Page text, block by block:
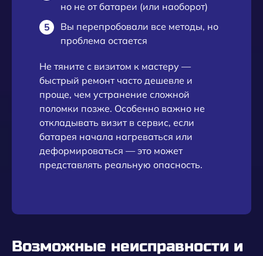
но не от батареи (или наоборот)
Вы перепробовали все методы, но
проблема остается
Не тяните с визитом к мастеру —
быстрый ремонт часто дешевле и
проще, чем устранение сложной
поломки позже. Особенно важно не
откладывать визит в сервис, если
батарея начала нагреваться или
деформироваться — это может
представлять реальную опасность.
Возможные неисправности и